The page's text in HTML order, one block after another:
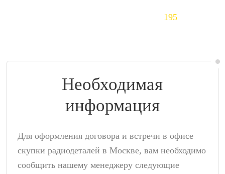
195
Необходимая
информация
Для оформления договора и встречи в офисе
скупки радиодеталей в Москве, вам необходимо
сообщить нашему менеджеру следующие